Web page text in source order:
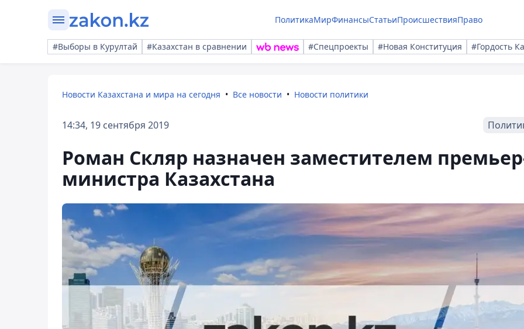
ПолитикаМирФинансыСтатьиПроисшествияПраво
#Выборы в Курултай #Казахстан в сравнении #Спецпроекты #Новая Конституция #Гордость
Новости Казахстана и мира на сегодня Все новости Новости политики
14:34, 19 сентября 2019
Роман Скляр назначен заместителем
министра Казахстана